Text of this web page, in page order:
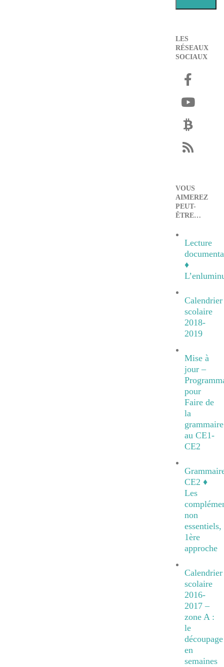
LES
RÉSEAUX
SOCIAUX
VOUS
AIMEREZ
PEUT-
ÊTRE…
Lecture
♦
Calendrier
scolaire
2018-
2019
Mise à
jour –
pour
Faire de
la
grammaire
au CE1-
CE2
CE2 ♦
Les
non
essentiels,
1ère
approche
Calendrier
scolaire
2016-
2017 –
zone A :
le
découpage
en
semaines